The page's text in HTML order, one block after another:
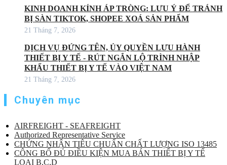
KINH DOANH KÍNH ÁP TRÒNG: LƯU Ý ĐỂ TRÁNH
BỊ SÀN TIKTOK, SHOPEE XOÁ SẢN PHẨM
21 Tháng 7, 2026
DỊCH VỤ ĐỨNG TÊN, ỦY QUYỀN LƯU HÀNH
THIẾT BỊ Y TẾ - RÚT NGẮN LỘ TRÌNH NHẬP
KHẨU THIẾT BỊ Y TẾ VÀO VIỆT NAM
21 Tháng 7, 2026
Chuyên mục
AIRFREIGHT - SEAFREIGHT
Authorized Representative Service
CHỨNG NHẬN TIÊU CHUẨN CHẤT LƯỢNG ISO 13485
CÔNG BỐ ĐỦ ĐIỀU KIỆN MUA BÁN THIẾT BỊ Y TẾ
LOẠI B,C,D